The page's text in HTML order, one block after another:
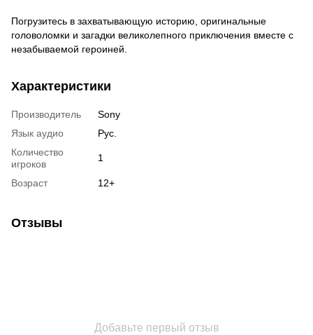
Погрузитесь в захватывающую историю, оригинальные
головоломки и загадки великолепного приключения вместе с
незабываемой героиней.
Характеристики
Производитель
Sony
Язык аудио
Рус.
Количество
игроков
1
Возраст 12+
Отзывы
Добавьте первый отзыв